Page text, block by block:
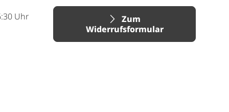
Uhr
Zum
Widerrufsformular